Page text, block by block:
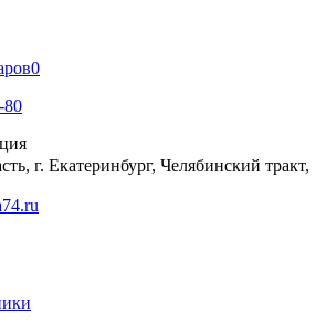
0
80
г. Екатеринбург, Челябинский тракт,